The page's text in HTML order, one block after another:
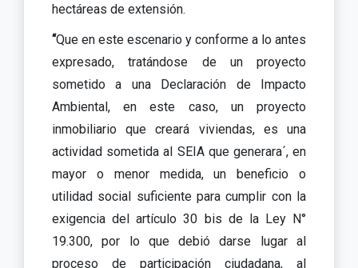
hectáreas de extensión.
“Que en este escenario y conforme a lo antes
expresado, tratándose de un proyecto
sometido a una Declaración de Impacto
Ambiental, en este caso, un proyecto
inmobiliario que creará viviendas, es una
actividad sometida al SEIA que generara´, en
mayor o menor medida, un beneficio o
utilidad social suficiente para cumplir con la
exigencia del artículo 30 bis de la Ley N°
19.300, por lo que debió darse lugar al
proceso de participación ciudadana, al